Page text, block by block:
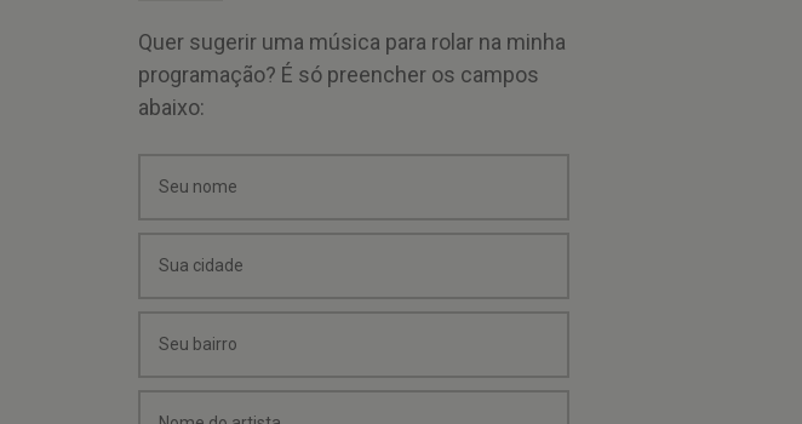
Quer sugerir uma música para rolar na minha
programação? É só preencher os campos
abaixo: